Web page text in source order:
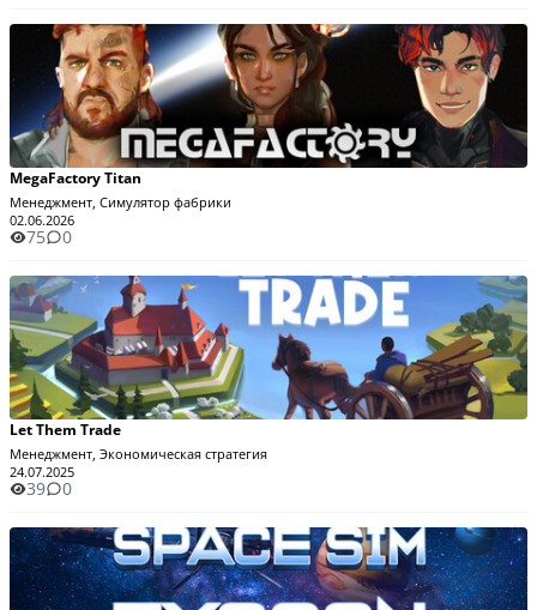
MegaFactory Titan
Менеджмент, Симулятор фабрики
02.06.2026
75 0
Let Them Trade
Менеджмент, Экономическая стратегия
24.07.2025
39 0